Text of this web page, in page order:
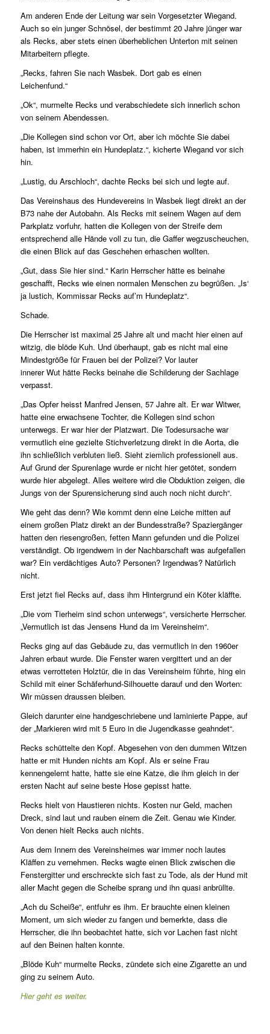
Am anderen Ende der Leitung war sein Vorgesetzter Wiegand.
Auch so ein junger Schnösel, der bestimmt 20 Jahre jünger war
als Recks, aber stets einen überheblichen Unterton mit seinen
Mitarbeitern pflegte.
„Recks, fahren Sie nach Wasbek. Dort gab es einen
Leichenfund.“
„Ok“, murmelte Recks und verabschiedete sich innerlich schon
von seinem Abendessen.
„Die Kollegen sind schon vor Ort, aber ich möchte Sie dabei
haben, ist immerhin ein Hundeplatz.“, kicherte Wiegand vor sich
hin.
„Lustig, du Arschloch“, dachte Recks bei sich und legte auf.
Das Vereinshaus des Hundevereins in Wasbek liegt direkt an der
B73 nahe der Autobahn. Als Recks mit seinem Wagen auf dem
Parkplatz vorfuhr, hatten die Kollegen von der Streife dem
entsprechend alle Hände voll zu tun, die Gaffer wegzuscheuchen,
die einen Blick auf das Geschehen erhaschen wollten.
„Gut, dass Sie hier sind.“ Karin Herrscher hätte es beinahe
geschafft, Recks wie einen normalen Menschen zu begrüßen. „Is‘
ja lustich, Kommissar Recks auf’m Hundeplatz“.
Schade.
Die Herrscher ist maximal 25 Jahre alt und macht hier einen auf
witzig, die blöde Kuh. Und überhaupt, gab es nicht mal eine
Mindestgröße für Frauen bei der Polizei? Vor lauter
innerer Wut hätte Recks beinahe die Schilderung der Sachlage
verpasst.
„Das Opfer heisst Manfred Jensen, 57 Jahre alt. Er war Witwer,
hatte eine erwachsene Tochter, die Kollegen sind schon
unterwegs. Er war hier der Platzwart. Die Todesursache war
vermutlich eine gezielte Stichverletzung direkt in die Aorta, die
ihn schließlich verbluten ließ. Sieht ziemlich professionell aus.
Auf Grund der Spurenlage wurde er nicht hier getötet, sondern
wurde hier abgelegt. Alles weitere wird die Obduktion zeigen, die
Jungs von der Spurensicherung sind auch noch nicht durch“.
Wie geht das denn? Wie kommt denn eine Leiche mitten auf
einem großen Platz direkt an der Bundesstraße? Spaziergänger
hatten den riesengroßen, fetten Mann gefunden und die Polizei
verständigt. Ob irgendwem in der Nachbarschaft was aufgefallen
war? Ein verdächtiges Auto? Personen? Irgendwas? Natürlich
nicht.
Erst jetzt fiel Recks auf, dass ihm Hintergrund ein Köter kläffte.
„Die vom Tierheim sind schon unterwegs“, versicherte Herrscher.
„Vermutlich ist das Jensens Hund da im Vereinsheim“.
Recks ging auf das Gebäude zu, das vermutlich in den 1960er
Jahren erbaut wurde. Die Fenster waren vergittert und an der
etwas verrotteten Holztür, die in das Vereinsheim führte, hing ein
Schild mit einer Schäferhund-Silhouette darauf und den Worten:
Wir müssen draussen bleiben.
Gleich darunter eine handgeschriebene und laminierte Pappe, auf
der „Markieren wird mit 5 Euro in die Jugendkasse geahndet“.
Recks schüttelte den Kopf. Abgesehen von den dummen Witzen
hatte er mit Hunden nichts am Kopf. Als er seine Frau
kennengelernt hatte, hatte sie eine Katze, die ihm gleich in der
ersten Nacht auf seine beste Hose gepisst hatte.
Recks hielt von Haustieren nichts. Kosten nur Geld, machen
Dreck, sind laut und rauben einem die Zeit. Genau wie Kinder.
Von denen hielt Recks auch nichts.
Aus dem Innern des Vereinsheimes war immer noch lautes
Kläffen zu vernehmen. Recks wagte einen Blick zwischen die
Fenstergitter und erschreckte sich fast zu Tode, als der Hund mit
aller Macht gegen die Scheibe sprang und ihn quasi anbrüllte.
„Ach du Scheiße“, entfuhr es ihm. Er brauchte einen kleinen
Moment, um sich wieder zu fangen und bemerkte, dass die
Herrscher, die ihn beobachtet hatte, sich vor Lachen fast nicht
auf den Beinen halten konnte.
„Blöde Kuh“ murmelte Recks, zündete sich eine Zigarette an und
ging zu seinem Auto.
Hier geht es weiter.